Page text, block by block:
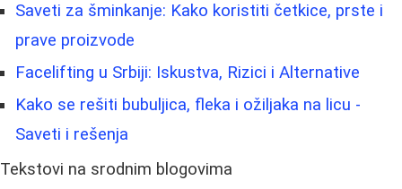
Saveti za šminkanje: Kako koristiti četkice, prste i
prave proizvode
Facelifting u Srbiji: Iskustva, Rizici i Alternative
Kako se rešiti bubuljica, fleka i ožiljaka na licu -
Saveti i rešenja
Tekstovi na srodnim blogovima